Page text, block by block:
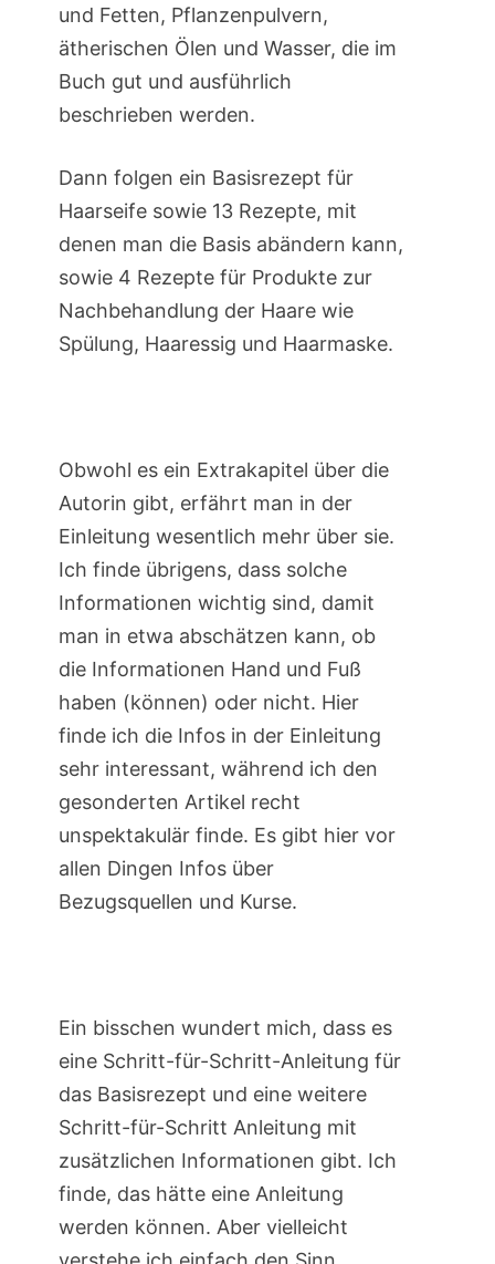
und Fetten, Pflanzenpulvern,
ätherischen Ölen und Wasser, die im
Buch gut und ausführlich
beschrieben werden.
Dann folgen ein Basisrezept für
Haarseife sowie 13 Rezepte, mit
denen man die Basis abändern kann,
sowie 4 Rezepte für Produkte zur
Nachbehandlung der Haare wie
Spülung, Haaressig und Haarmaske.
Obwohl es ein Extrakapitel über die
Autorin gibt, erfährt man in der
Einleitung wesentlich mehr über sie.
Ich finde übrigens, dass solche
Informationen wichtig sind, damit
man in etwa abschätzen kann, ob
die Informationen Hand und Fuß
haben (können) oder nicht. Hier
finde ich die Infos in der Einleitung
sehr interessant, während ich den
gesonderten Artikel recht
unspektakulär finde. Es gibt hier vor
allen Dingen Infos über
Bezugsquellen und Kurse.
Ein bisschen wundert mich, dass es
eine Schritt-für-Schritt-Anleitung für
das Basisrezept und eine weitere
Schritt-für-Schritt Anleitung mit
zusätzlichen Informationen gibt. Ich
finde, das hätte eine Anleitung
werden können. Aber vielleicht